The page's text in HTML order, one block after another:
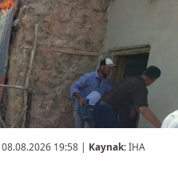
08.08.2026 19:58 | Kaynak:İHA